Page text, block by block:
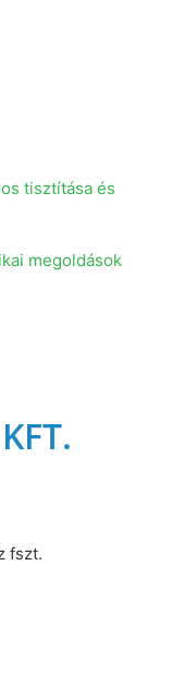
tisztítása és
megoldások
fszt.